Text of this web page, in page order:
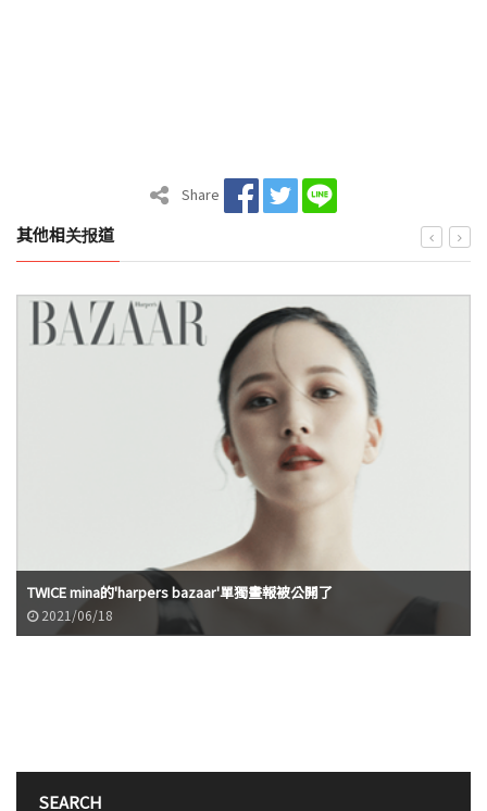
Share
其他相关报道
TWICE mina的'harpers bazaar'單獨畫報被公開了
2021/06/18
SEARCH